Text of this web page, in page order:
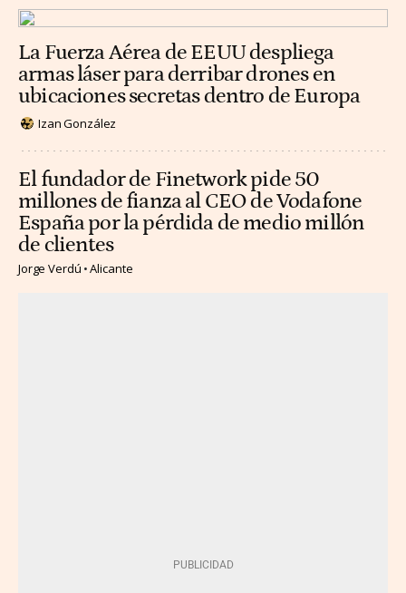
La Fuerza Aérea de EEUU despliega
armas láser para derribar drones en
ubicaciones secretas dentro de Europa
Izan González
El fundador de Finetwork pide 50
millones de fianza al CEO de Vodafone
España por la pérdida de medio millón
de clientes
Jorge Verdú Alicante